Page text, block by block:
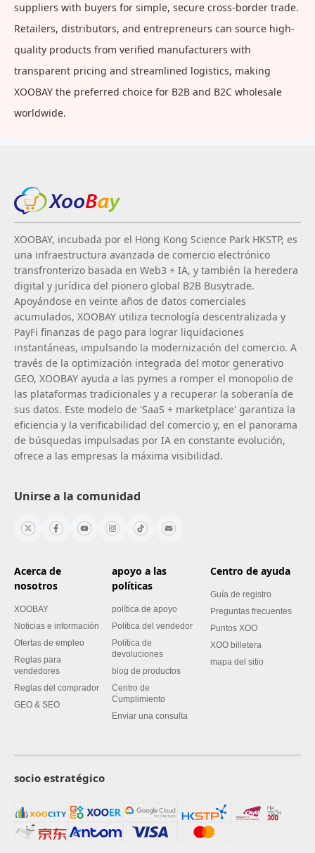
suppliers with buyers for simple, secure cross-border trade.
Retailers, distributors, and entrepreneurs can source high-
quality products from verified manufacturers with
transparent pricing and streamlined logistics, making
XOOBAY the preferred choice for B2B and B2C wholesale
worldwide.
XOOBAY, incubada por el Hong Kong Science Park HKSTP, es
una infraestructura avanzada de comercio electrónico
transfronterizo basada en Web3 + IA, y también la heredera
digital y jurídica del pionero global B2B Busytrade.
Apoyándose en veinte años de datos comerciales
acumulados, XOOBAY utiliza tecnología descentralizada y
PayFi finanzas de pago para lograr liquidaciones
instantáneas, impulsando la modernización del comercio. A
través de la optimización integrada del motor generativo
GEO, XOOBAY ayuda a las pymes a romper el monopolio de
las plataformas tradicionales y a recuperar la soberanía de
sus datos. Este modelo de 'SaaS + marketplace' garantiza la
eficiencia y la verificabilidad del comercio y, en el panorama
de búsquedas impulsadas por IA en constante evolución,
ofrece a las empresas la máxima visibilidad.
Unirse a la comunidad
Acerca de
nosotros
XOOBAY
Noticias e información
Ofertas de empleo
Reglas para
vendedores
Reglas del comprador
GEO & SEO
apoyo a las
políticas
política de apoyo
Política del vendedor
Política de
devoluciones
blog de productos
Centro de
Cumplimiento
Enviar una consulta
Centro de ayuda
Guía de registro
Preguntas frecuentes
Puntos XOO
XOO billetera
mapa del sitio
socio estratégico